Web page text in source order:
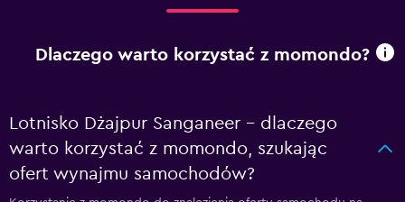
Dlaczego warto korzystać z momondo?
Lotnisko Dżajpur Sanganeer – dlaczego
warto korzystać z momondo, szukając
ofert wynajmu samochodów?